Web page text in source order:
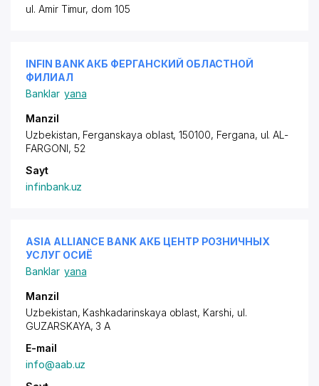
ul. Amir Timur, dom 105
INFIN BANK АКБ ФЕРГАНСКИЙ ОБЛАСТНОЙ
ФИЛИАЛ
Banklar yana
Manzil
Uzbekistan, Ferganskaya oblast, 150100, Fergana, ul. AL-
FARGONI, 52
Sayt
infinbank.uz
ASIA ALLIANCE BANK АКБ ЦЕНТР РОЗНИЧНЫХ
УСЛУГ ОСИЁ
Banklar yana
Manzil
Uzbekistan, Kashkadarinskaya oblast, Karshi, ul.
GUZARSKAYA, 3 A
E-mail
info@aab.uz